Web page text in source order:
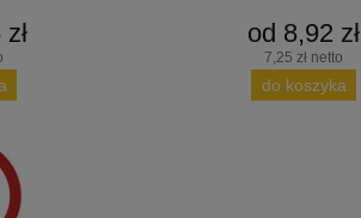
od 8,92 zł
7,25 zł netto
do koszyka